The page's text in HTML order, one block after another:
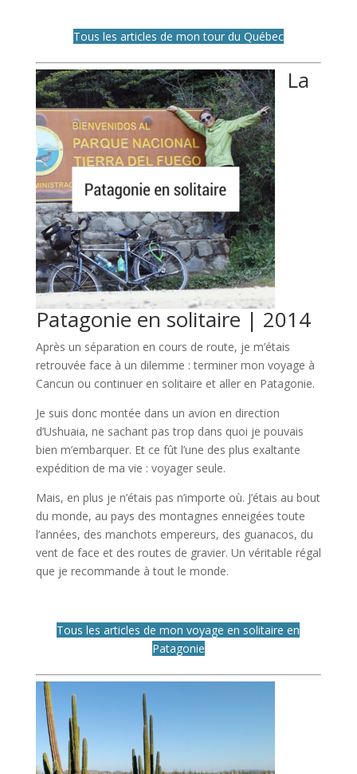
Tous les articles de mon tour du Québec
La
Patagonie en solitaire | 2014
Après un séparation en cours de route, je m’étais
retrouvée face à un dilemme : terminer mon voyage à
Cancun ou continuer en solitaire et aller en Patagonie.
Je suis donc montée dans un avion en direction
d’Ushuaia, ne sachant pas trop dans quoi je pouvais
bien m’embarquer. Et ce fût l’une des plus exaltante
expédition de ma vie : voyager seule.
Mais, en plus je n’étais pas n’importe où. J’étais au bout
du monde, au pays des montagnes enneigées toute
l’années, des manchots empereurs, des guanacos, du
vent de face et des routes de gravier. Un véritable régal
que je recommande à tout le monde.
Tous les articles de mon voyage en solitaire en
Patagonie